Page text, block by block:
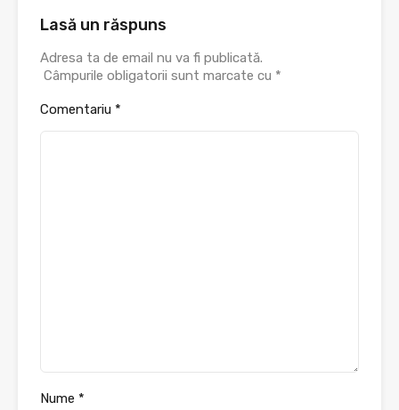
Lasă un răspuns
Adresa ta de email nu va fi publicată.
Câmpurile obligatorii sunt marcate cu *
Comentariu *
Nume *